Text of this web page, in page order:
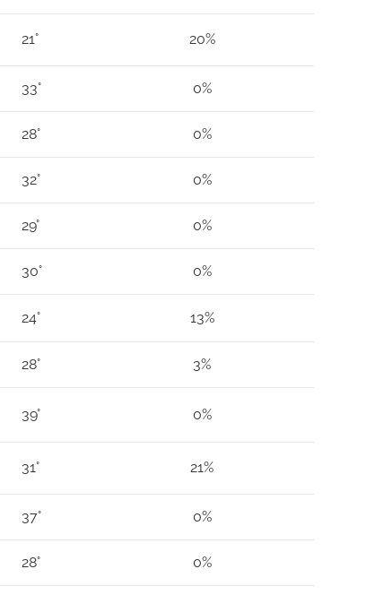
21° 20%
33° 0%
28° 0%
32° 0%
29° 0%
30° 0%
24° 13%
28° 3%
39° 0%
31° 21%
37° 0%
28° 0%